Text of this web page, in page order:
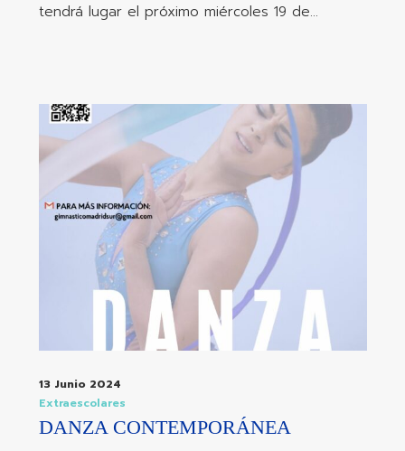
tendrá lugar el próximo miércoles 19 de…
13 Junio 2024
Extraescolares
DANZA CONTEMPORÁNEA